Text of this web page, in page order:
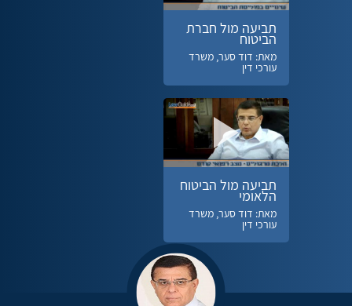
תביעה מול חברת
הביטוח
מאת: דוד סער, משרד
עורכי דין
תביעה מול הביטוח
הלאומי
מאת: דוד סער, משרד
עורכי דין